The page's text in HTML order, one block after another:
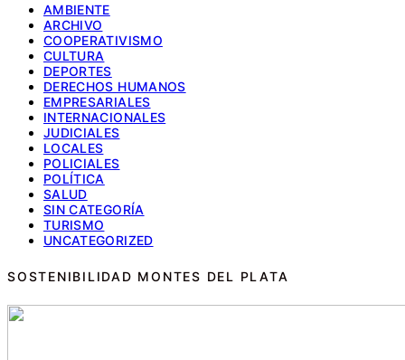
AMBIENTE
ARCHIVO
COOPERATIVISMO
CULTURA
DEPORTES
DERECHOS HUMANOS
EMPRESARIALES
INTERNACIONALES
JUDICIALES
LOCALES
POLICIALES
POLÍTICA
SALUD
SIN CATEGORÍA
TURISMO
UNCATEGORIZED
SOSTENIBILIDAD MONTES DEL PLATA